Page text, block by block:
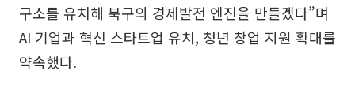
구소를 유치해 북구의 경제발전 엔진을 만들겠다”며
AI 기업과 혁신 스타트업 유치, 청년 창업 지원 확대를
약속했다.